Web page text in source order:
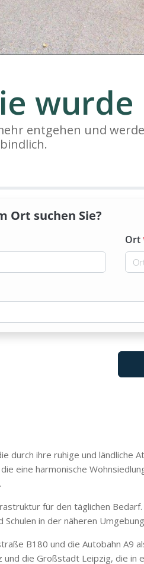
entgehen und
durch ihre ruhige und
eine harmonische
für den täglichen
in der näheren
B180 und die Autobahn A9
die Großstadt Leipzig, die